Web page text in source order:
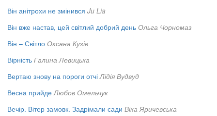
Він анітрохи не змінився Ju Lia
Він вже настав, цей світлий добрий день Ольга Чорномаз
Він – Світло Оксана Кузів
Вірність Галина Левицька
Вертаю знову на пороги отчі Лідія Вудвуд
Весна прийде Любов Омельчук
Вечір. Вітер замовк. Задрімали сади Віка Яричевська